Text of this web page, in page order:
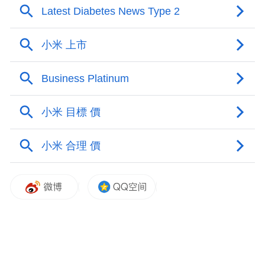
转向长鑫科技，甚至公开表态整个项目实现
盈利之前自己不会领取任何薪水。
朱一明用了十余年时间的深耕长跑，终于补
全了国产存储产业最关键的DRAM赛道空
白，给国内半导体自主可控进程交出了一份
沉甸甸的答卷。